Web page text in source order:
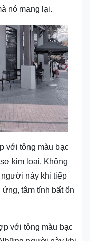
nó mang lại.
với tông màu bạc
kim loại. Không
này khi tiếp
tâm tính bất ổn
với tông màu bạc